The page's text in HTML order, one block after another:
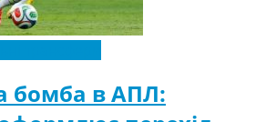
бомба в АПЛ: